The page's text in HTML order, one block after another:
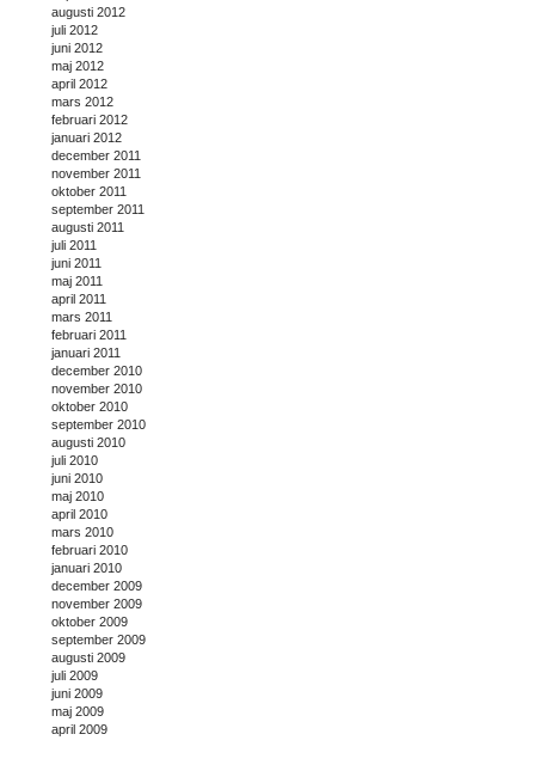
augusti 2012
juli 2012
juni 2012
maj 2012
april 2012
mars 2012
februari 2012
januari 2012
december 2011
november 2011
oktober 2011
september 2011
augusti 2011
juli 2011
juni 2011
maj 2011
april 2011
mars 2011
februari 2011
januari 2011
december 2010
november 2010
oktober 2010
september 2010
augusti 2010
juli 2010
juni 2010
maj 2010
april 2010
mars 2010
februari 2010
januari 2010
december 2009
november 2009
oktober 2009
september 2009
augusti 2009
juli 2009
juni 2009
maj 2009
april 2009